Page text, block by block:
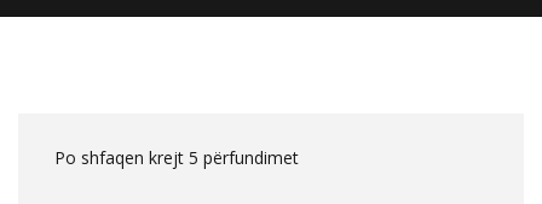
Po shfaqen krejt 5 përfundimet